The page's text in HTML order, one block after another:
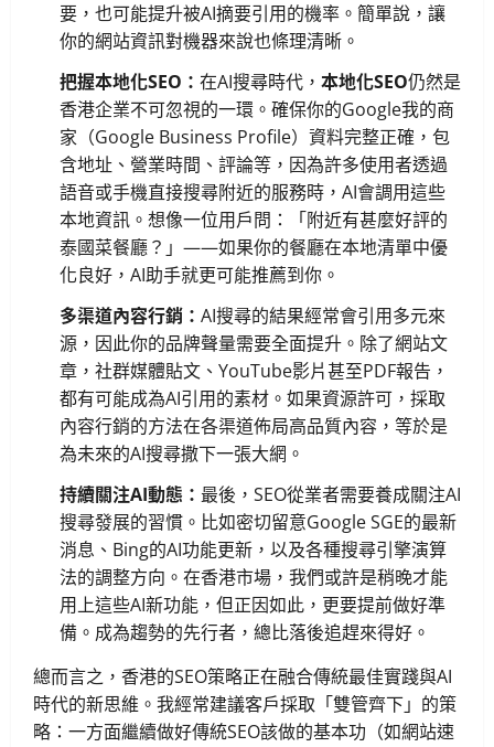
要，也可能提升被AI摘要引用的機率。簡單說，讓
你的網站資訊對機器來說也條理清晰。
把握本地化SEO： 在AI搜尋時代， 本地化SEO仍然是
香港企業不可忽視的一環。確保你的Google我的商
家（Google Business Profile）資料完整正確，包
含地址、營業時間、評論等，因為許多使用者透過
語音或手機直接搜尋附近的服務時，AI會調用這些
本地資訊。想像一位用戶問：「附近有甚麼好評的
泰國菜餐廳？」——如果你的餐廳在本地清單中優
化良好，AI助手就更可能推薦到你。
多渠道內容行銷： AI搜尋的結果經常會引用多元來
源，因此你的品牌聲量需要全面提升。除了網站文
章，社群媒體貼文、YouTube影片甚至PDF報告，
都有可能成為AI引用的素材。如果資源許可，採取
內容行銷的方法在各渠道佈局高品質內容，等於是
為未來的AI搜尋撒下一張大網。
持續關注AI動態： 最後，SEO從業者需要養成關注AI
搜尋發展的習慣。比如密切留意Google SGE的最新
消息、Bing的AI功能更新，以及各種搜尋引擎演算
法的調整方向。在香港市場，我們或許是稍晚才能
用上這些AI新功能，但正因如此，更要提前做好準
備。成為趨勢的先行者，總比落後追趕來得好。
總而言之，香港的SEO策略正在融合傳統最佳實踐與AI
時代的新思維。我經常建議客戶採取「雙管齊下」的策
略：一方面繼續做好傳統SEO該做的基本功（如網站速